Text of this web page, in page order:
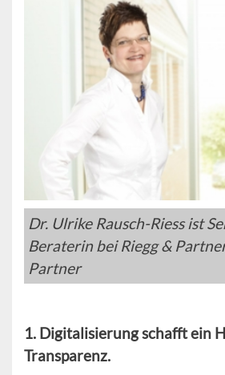
Dr. Ulrike Rausch-Riess ist
Beraterin bei Riegg &
Partner
1. Digitalisierung schafft ein
Transparenz.